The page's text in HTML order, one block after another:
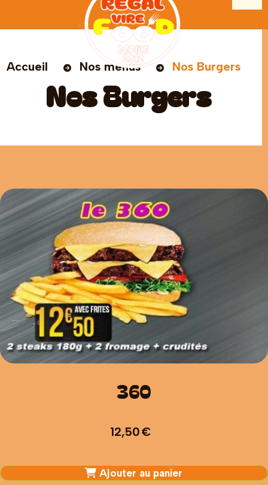
Accueil Nos menus Nos Burgers
Nos Burgers
360
12,50€
Ajouter au panier